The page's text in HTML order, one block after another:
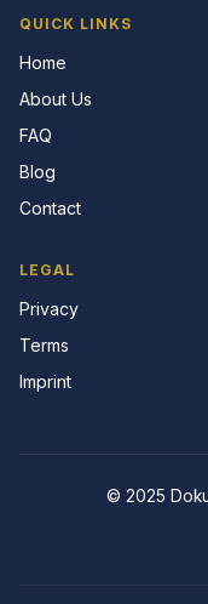
QUICK LINKS
Home
About Us
FAQ
Blog
Contact
LEGAL
Privacy
Terms
Imprint
© 2025